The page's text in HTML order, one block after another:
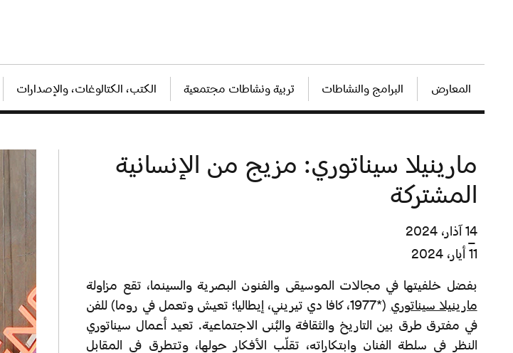
المعارض البرامج والنشاطات تربية ونشاطات مجتمعية الكتب، الكتالوغات، والإصدارات
بفضل خلفيتها في مجالات الموسيقى والفنون البصرية والسينما، تقع مزاولة
مارينيلا سيناتوري
(*1977، كافا دي تيريني، إيطاليا؛ تعيش وتعمل في روما) للفن
في مفترق طرق بين التاريخ والثقافة والبُنى الاجتماعية. تعيد أعمال سيناتوري
النظر في سلطة الفنان وابتكاراته، تقلّب الأفكار حولها، وتتطرق في المقابل
مارينيلا سيناتوري: مزيج من الإنسانية
المشتركة
–
11 أيار، 2024
14 آذار، 2024